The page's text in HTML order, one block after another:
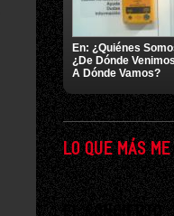
En: ¿Quiénes
¿De Dónde
A Dónde Vamos?
LO QUE MÁS
EL CONCIERTO